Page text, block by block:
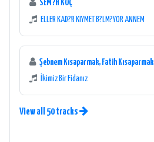
SEM?H KOÇ
ELLER KAD?R KIYMET B?LM?YOR ANNEM
Şebnem Kısaparmak, Fatih Kısaparmak
İkimiz Bir Fidanız
View all 50 tracks